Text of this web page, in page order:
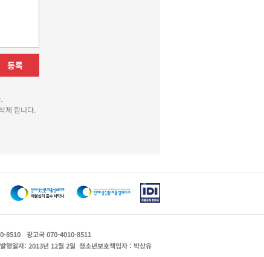
등록
제 합니다.
8510
광고국 070-4010-8511
발행일자: 2013년 12월 2일 청소년보호책임자 : 박상유